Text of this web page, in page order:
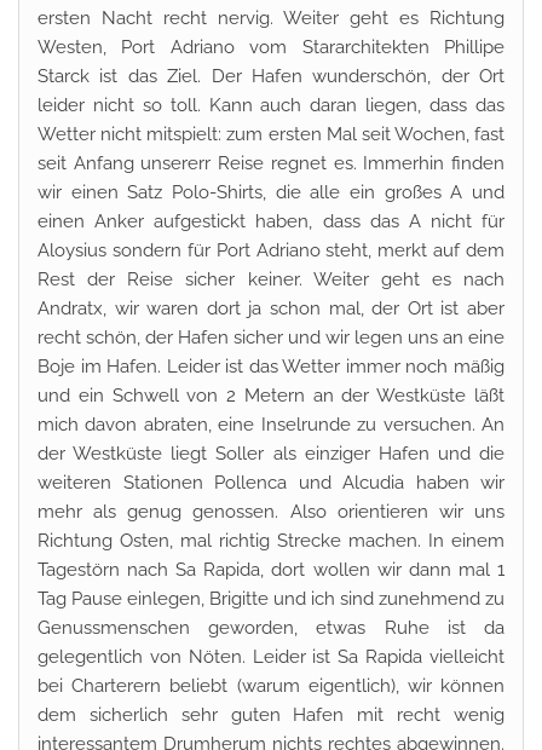
ersten Nacht recht nervig. Weiter geht es Richtung
Westen, Port Adriano vom Stararchitekten Phillipe
Starck ist das Ziel. Der Hafen wunderschön, der Ort
leider nicht so toll. Kann auch daran liegen, dass das
Wetter nicht mitspielt: zum ersten Mal seit Wochen, fast
seit Anfang unsererr Reise regnet es. Immerhin finden
wir einen Satz Polo-Shirts, die alle ein großes A und
einen Anker aufgestickt haben, dass das A nicht für
Aloysius sondern für Port Adriano steht, merkt auf dem
Rest der Reise sicher keiner. Weiter geht es nach
Andratx, wir waren dort ja schon mal, der Ort ist aber
recht schön, der Hafen sicher und wir legen uns an eine
Boje im Hafen. Leider ist das Wetter immer noch mäßig
und ein Schwell von 2 Metern an der Westküste läßt
mich davon abraten, eine Inselrunde zu versuchen. An
der Westküste liegt Soller als einziger Hafen und die
weiteren Stationen Pollenca und Alcudia haben wir
mehr als genug genossen. Also orientieren wir uns
Richtung Osten, mal richtig Strecke machen. In einem
Tagestörn nach Sa Rapida, dort wollen wir dann mal 1
Tag Pause einlegen, Brigitte und ich sind zunehmend zu
Genussmenschen geworden, etwas Ruhe ist da
gelegentlich von Nöten. Leider ist Sa Rapida vielleicht
bei Charterern beliebt (warum eigentlich), wir können
dem sicherlich sehr guten Hafen mit recht wenig
interessantem Drumherum nichts rechtes abgewinnen.